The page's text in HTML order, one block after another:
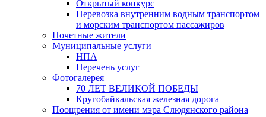
Открытый конкурс
Перевозка внутренним водным транспортом
и морским транспортом пассажиров
Почетные жители
Муниципальные услуги
НПА
Перечень услуг
Фотогалерея
70 ЛЕТ ВЕЛИКОЙ ПОБЕДЫ
Кругобайкальская железная дорога
Поощрения от имени мэра Слюдянского района